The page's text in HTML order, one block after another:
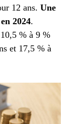
12 ans. Une
2024.
% à 9 %
et 17,5 % à